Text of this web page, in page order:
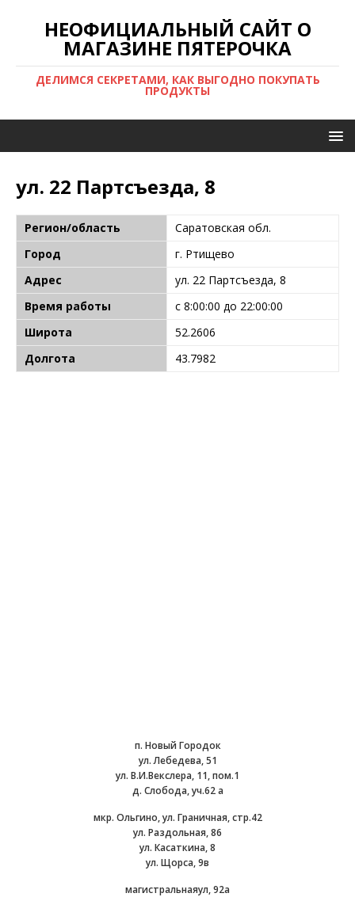
НЕОФИЦИАЛЬНЫЙ САЙТ О
МАГАЗИНЕ ПЯТЕРОЧКА
ДЕЛИМСЯ СЕКРЕТАМИ, КАК ВЫГОДНО ПОКУПАТЬ
ПРОДУКТЫ
ул. 22 Партсъезда, 8
Регион/область
Саратовская обл.
Город
г. Ртищево
Адрес
ул. 22 Партсъезда, 8
Время работы
с 8:00:00 до 22:00:00
Широта
52.2606
Долгота
43.7982
п. Новый Городок
ул. Лебедева, 51
ул. В.И.Векслера, 11, пом.1
д. Слобода, уч.62 а
мкр. Ольгино, ул. Граничная, стр.42
ул. Раздольная, 86
ул. Касаткина, 8
ул. Щорса, 9в
магистральнаяул, 92а